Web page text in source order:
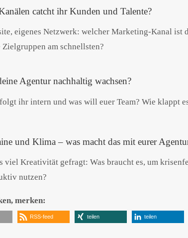
catcht ihr Kunden und Talente?
eigenes Netzwerk: welcher Marketing-Kanal ist
am schnellsten?
Agentur nachhaltig wachsen?
ihr intern und was will euer Team? Wie klappt
und Klima – was macht das mit eurer
viel Kreativität gefragt: Was braucht es, um
nutzen?
merken:
RSS-feed teilen teilen